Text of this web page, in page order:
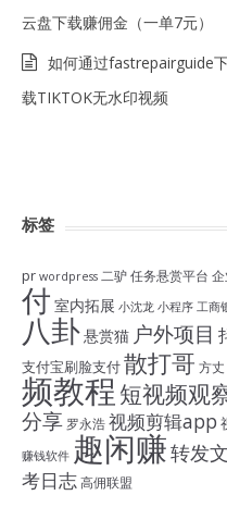
云盘下载赚佣金（一单7元）
如何通过fastrepairguide
载TIKTOK无水印视频
标签
pr wordpress 二驴任务悬赏平台
付 室内拓展 小沈龙 小程序 工商
八卦悬赏猫 户外项目
支付宝刷脸支付散打哥 方丈
频教程 短视频观
分享 罗永浩视频剪辑app
赚钱软件 趣闲赚转发
考日志高佣联盟